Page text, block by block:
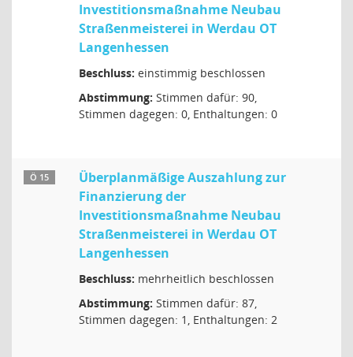
Investitionsmaßnahme Neubau
Straßenmeisterei in Werdau OT
Langenhessen
Beschluss: einstimmig beschlossen
Abstimmung: Stimmen dafür: 90,
Stimmen dagegen: 0, Enthaltungen: 0
Ö 15
Überplanmäßige Auszahlung zur
Finanzierung der
Investitionsmaßnahme Neubau
Straßenmeisterei in Werdau OT
Langenhessen
Beschluss: mehrheitlich beschlossen
Abstimmung: Stimmen dafür: 87,
Stimmen dagegen: 1, Enthaltungen: 2